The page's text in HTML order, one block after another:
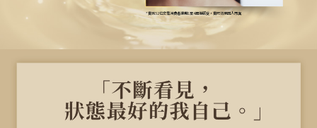
*實測52位女性消費者使用1至4週後感受，實際效果因人而異